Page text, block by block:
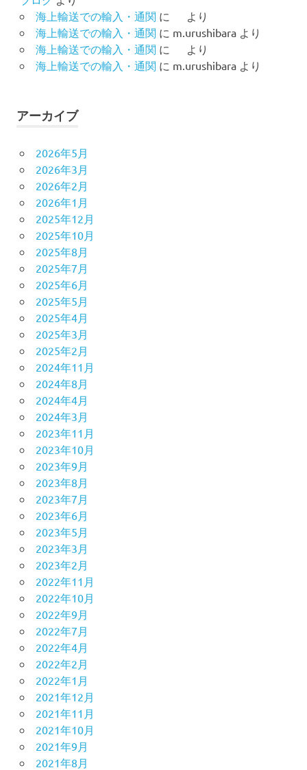
海上輸送での輸入・通関 に
より
海上輸送での輸入・通関 に m.urushibaraより
海上輸送での輸入・通関 に
より
海上輸送での輸入・通関 に m.urushibaraより
アーカイブ
2026年5月
2026年3月
2026年2月
2026年1月
2025年12月
2025年10月
2025年8月
2025年7月
2025年6月
2025年5月
2025年4月
2025年3月
2025年2月
2024年11月
2024年8月
2024年4月
2024年3月
2023年11月
2023年10月
2023年9月
2023年8月
2023年7月
2023年6月
2023年5月
2023年3月
2023年2月
2022年11月
2022年10月
2022年9月
2022年7月
2022年4月
2022年2月
2022年1月
2021年12月
2021年11月
2021年10月
2021年9月
2021年8月